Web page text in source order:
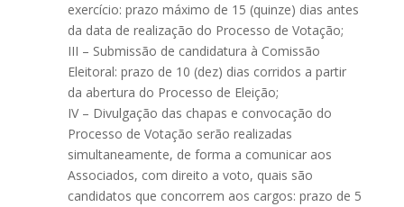
exercício: prazo máximo de 15 (quinze) dias antes
da data de realização do Processo de Votação;
III – Submissão de candidatura à Comissão
Eleitoral: prazo de 10 (dez) dias corridos a partir
da abertura do Processo de Eleição;
IV – Divulgação das chapas e convocação do
Processo de Votação serão realizadas
simultaneamente, de forma a comunicar aos
Associados, com direito a voto, quais são
candidatos que concorrem aos cargos: prazo de 5